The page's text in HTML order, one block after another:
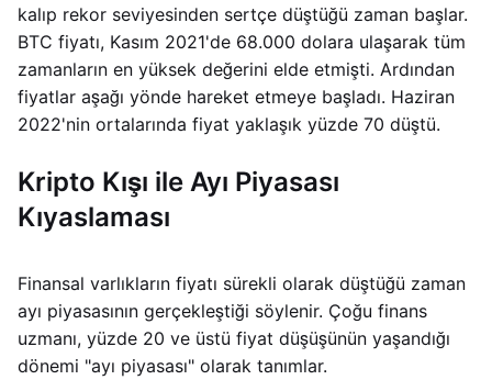
kalıp rekor seviyesinden sertçe düştüğü zaman başlar.
BTC fiyatı, Kasım 2021'de 68.000 dolara ulaşarak tüm
zamanların en yüksek değerini elde etmişti. Ardından
fiyatlar aşağı yönde hareket etmeye başladı. Haziran
2022'nin ortalarında fiyat yaklaşık yüzde 70 düştü.
Kripto Kışı ile Ayı Piyasası
Kıyaslaması
Finansal varlıkların fiyatı sürekli olarak düştüğü zaman
ayı piyasasının gerçekleştiği söylenir. Çoğu finans
uzmanı, yüzde 20 ve üstü fiyat düşüşünün yaşandığı
dönemi "ayı piyasası" olarak tanımlar.